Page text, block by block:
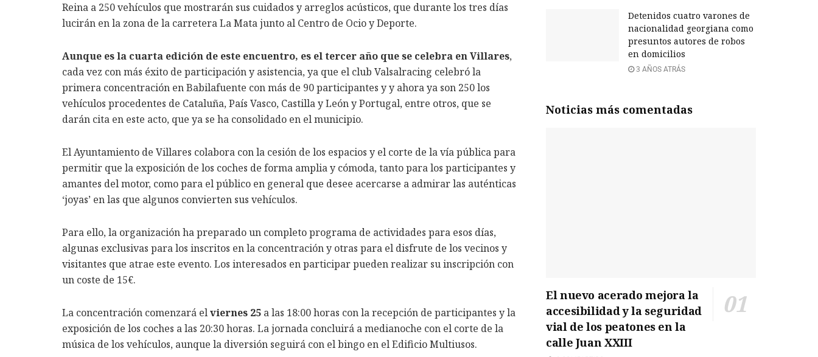
Reina a 250 vehículos que mostrarán sus cuidados y arreglos acústicos, que durante los tres días
lucirán en la zona de la carretera La Mata junto al Centro de Ocio y Deporte.
Aunque es la cuarta edición de este encuentro, es el tercer año que se celebra en Villares,
cada vez con más éxito de participación y asistencia, ya que el club Valsalracing celebró la
primera concentración en Babilafuente con más de 90 participantes y y ahora ya son 250 los
vehículos procedentes de Cataluña, País Vasco, Castilla y León y Portugal, entre otros, que se
darán cita en este acto, que ya se ha consolidado en el municipio.
El Ayuntamiento de Villares colabora con la cesión de los espacios y el corte de la vía pública para
permitir que la exposición de los coches de forma amplia y cómoda, tanto para los participantes y
amantes del motor, como para el público en general que desee acercarse a admirar las auténticas
‘joyas’ en las que algunos convierten sus vehículos.
Para ello, la organización ha preparado un completo programa de actividades para esos días,
algunas exclusivas para los inscritos en la concentración y otras para el disfrute de los vecinos y
visitantes que atrae este evento. Los interesados en participar pueden realizar su inscripción con
un coste de 15€.
La concentración comenzará elviernes 25 a las 18:00 horas con la recepción de participantes y la
exposición de los coches a las 20:30 horas. La jornada concluirá a medianoche con el corte de la
música de los vehículos, aunque la diversión seguirá con el bingo en el Edificio Multiusos.
Detenidos cuatro varones de
nacionalidad georgiana como
presuntos autores de robos
en domicilios
3 AÑOS ATRÁS
Noticias más comentadas
El nuevo acerado mejora la
accesibilidad y la seguridad
vial de los peatones en la
calle Juan XXIII